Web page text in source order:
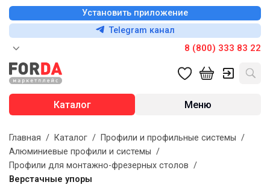
Установить приложение
Telegram канал
8 (800) 333 83 22
Каталог Меню
Главная / Каталог / Профили и профильные системы /
Алюминиевые профили и системы /
Профили для монтажно-фрезерных столов /
Верстачные упоры